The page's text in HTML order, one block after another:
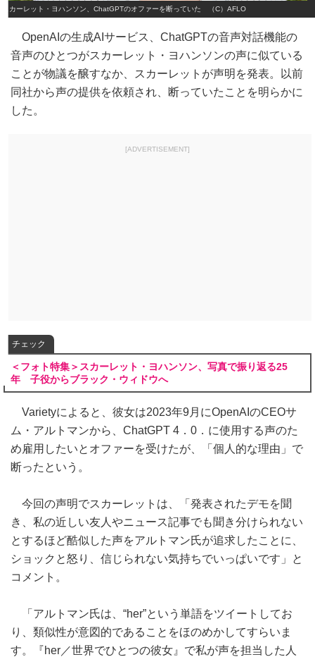
スカーレット・ヨハンソン、ChatGPTのオファーを断っていた （C）AFLO
OpenAIの生成AIサービス、ChatGPTの音声対話機能の
音声のひとつがスカーレット・ヨハンソンの声に似ている
ことが物議を醸すなか、スカーレットが声明を発表。以前
同社から声の提供を依頼され、断っていたことを明らかに
した。
[ADVERTISEMENT]
チェック
＜フォト特集＞スカーレット・ヨハンソン、写真で振り返る25
年 子役からブラック・ウィドウへ
Varietyによると、彼女は2023年9月にOpenAIのCEOサ
ム・アルトマンから、ChatGPT 4．0．に使用する声のた
め雇用したいとオファーを受けたが、「個人的な理由」で
断ったという。
今回の声明でスカーレットは、「発表されたデモを聞
き、私の近しい友人やニュース記事でも聞き分けられない
とするほど酷似した声をアルトマン氏が追求したことに、
ショックと怒り、信じられない気持ちでいっぱいです」と
コメント。
「アルトマン氏は、“her”という単語をツイートしてお
り、類似性が意図的であることをほのめかしてすらいま
す。『her／世界でひとつの彼女』で私が声を担当した人